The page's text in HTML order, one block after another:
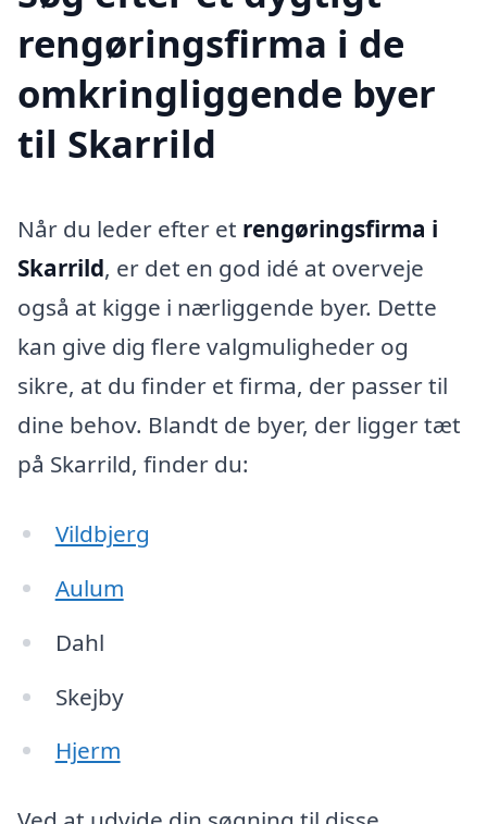
rengøringsfirma i de
omkringliggende byer
til Skarrild
Når du leder efter et rengøringsfirma i
Skarrild, er det en god idé at overveje
også at kigge i nærliggende byer. Dette
kan give dig flere valgmuligheder og
sikre, at du finder et firma, der passer til
dine behov. Blandt de byer, der ligger tæt
på Skarrild, finder du:
Vildbjerg
Aulum
Dahl
Skejby
Hjerm